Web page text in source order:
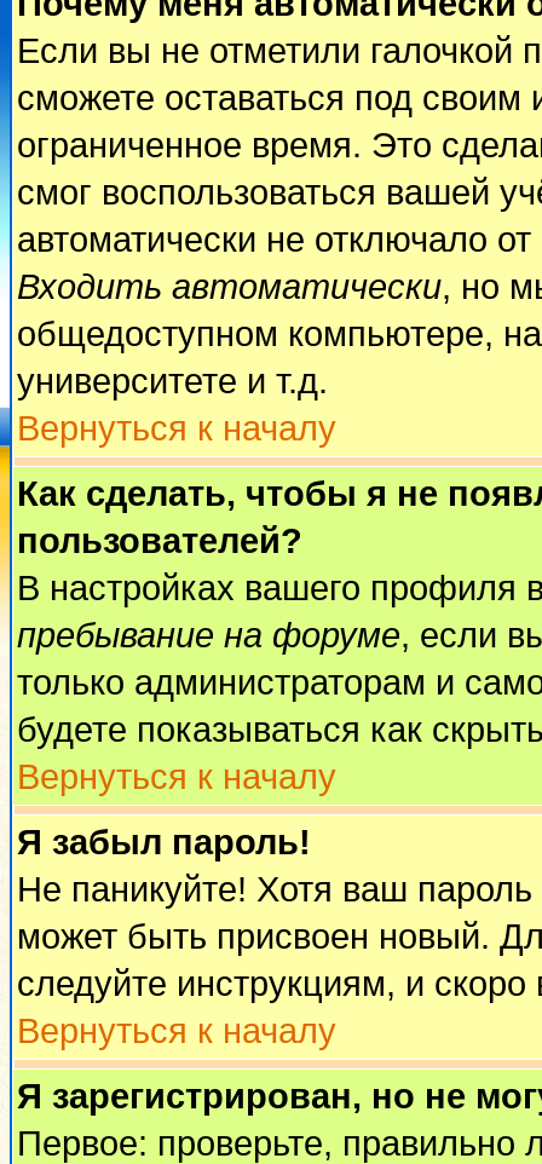
Если вы не отметили галочкой
сможете оставаться под
ограниченное время. Это
смог воспользоваться вашей
автоматически не отключало
Входить автоматически, но
общедоступном компьютере,
университете и т.д.
Вернуться к началу
Как сделать, чтобы я не
пользователей?
В настройках вашего профиля
пребывание на форуме, если
только администраторам и
будете показываться как
Вернуться к началу
Я забыл пароль!
Не паникуйте! Хотя ваш
может быть присвоен новый.
следуйте инструкциям, и
Вернуться к началу
Я зарегистрирован, но не
Первое: проверьте, правильно